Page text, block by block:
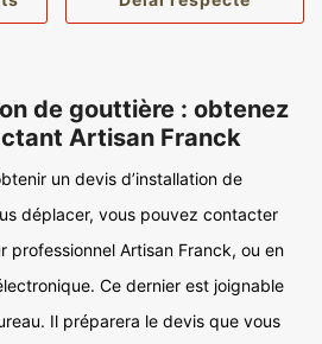
de gouttière : obtenez
Artisan Franck
un devis d’installation de
déplacer, vous pouvez contacter
professionnel Artisan Franck, ou en
Ce dernier est joignable
Il préparera le devis que vous